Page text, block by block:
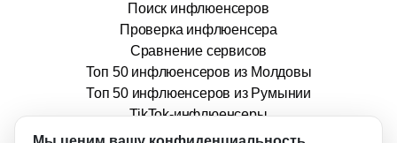
Поиск инфлюенсеров
Проверка инфлюенсера
Сравнение сервисов
Топ 50 инфлюенсеров из Молдовы
Топ 50 инфлюенсеров из Румынии
TikTok-инфлюенсеры
info@stars.md